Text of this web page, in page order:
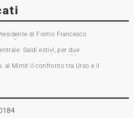
di Fismo Francesco
Boni
Saldi estivi, per due
calo. Incassi giù del 10%
al Mimit il confronto tra Urso e il